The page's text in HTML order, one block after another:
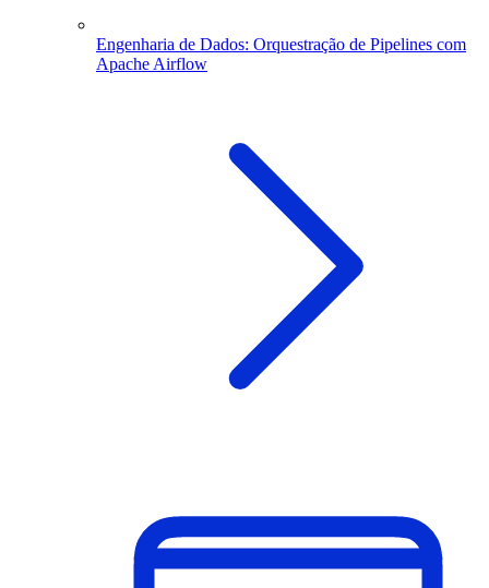
Engenharia de Dados: Orquestração de Pipelines com
Apache Airflow